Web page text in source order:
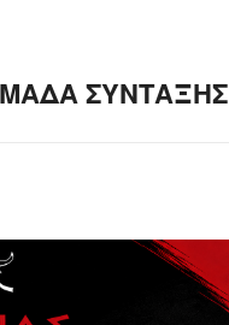
ΣΥΝΤΑΞΗΣ